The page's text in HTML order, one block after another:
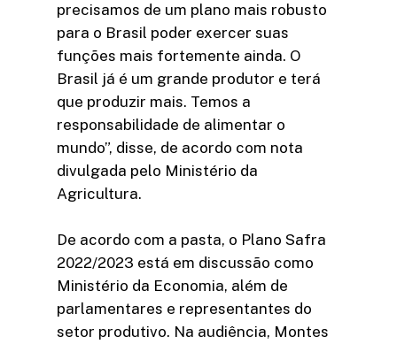
precisamos de um plano mais robusto
para o Brasil poder exercer suas
funções mais fortemente ainda. O
Brasil já é um grande produtor e terá
que produzir mais. Temos a
responsabilidade de alimentar o
mundo”, disse, de acordo com nota
divulgada pelo Ministério da
Agricultura.
De acordo com a pasta, o Plano Safra
2022/2023 está em discussão como
Ministério da Economia, além de
parlamentares e representantes do
setor produtivo. Na audiência, Montes